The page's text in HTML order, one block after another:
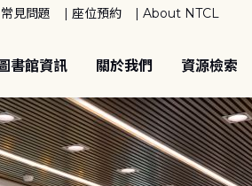
常見問題 座位預約 About NTCL
圖書館資訊 關於我們 資源檢索